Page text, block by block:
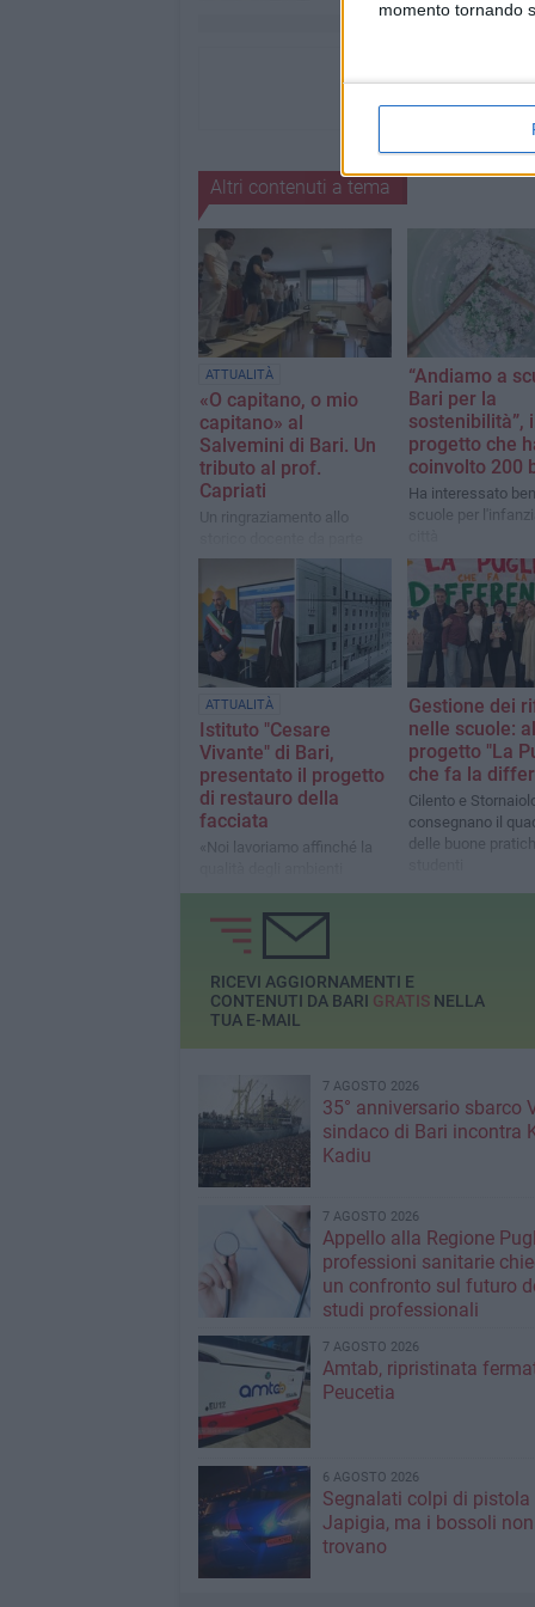
momento tornando
Altri contenuti a tema
ATTUALITÀ
«O capitano, o mio
capitano» al
Salvemini di Bari. Un
tributo al prof.
Capriati
Un ringraziamento allo
degli alunni, colleghi e
personale scolastico
“Andiamo a
Bari per la
sostenibilità”, il
progetto che
coinvolto 200
Ha interessato
scuole per
ATTUALITÀ
Istituto "Cesare
Vivante" di Bari,
presentato il progetto
di restauro della
facciata
«Noi lavoriamo affinché la
scolastici sia sempre
all'altezza dell'eccellenza
didattica»
Gestione dei
nelle scuole:
progetto "La
che fa la
Cilento e
consegnano il
delle buone
RICEVI AGGIORNAMENTI E
CONTENUTI DA BARI GRATISNELLA
TUA E-MAIL
7 AGOSTO 2026
35° anniversario sbarco
sindaco di Bari incontra
Kadiu
7 AGOSTO 2026
Appello alla Regione
professioni sanitarie
un confronto sul futuro
studi professionali
7 AGOSTO 2026
Amtab, ripristinata
Peucetia
6 AGOSTO 2026
Segnalati colpi di pistola
Japigia, ma i bossoli
trovano